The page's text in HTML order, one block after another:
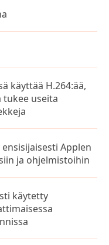
käyttää H.264:ää,
tukee useita
Applen
ja ohjelmistoihin
käytetty